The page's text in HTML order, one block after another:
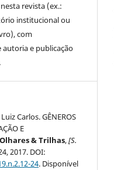
revista (ex.:
institucional ou
com
e publicação
Carlos. GÊNEROS
E
Olhares & Trilhas,[S.
2017. DOI:
24. Disponível